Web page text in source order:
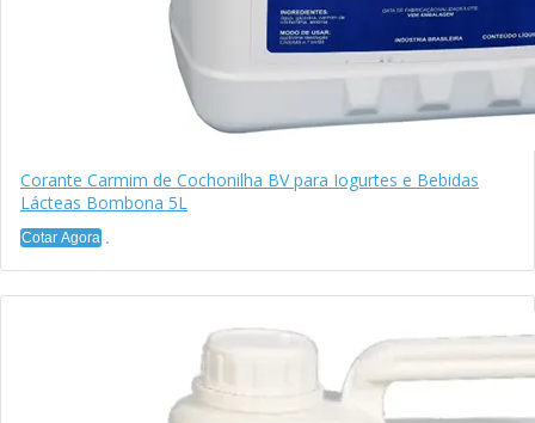
Corante Carmim de Cochonilha BV para Iogurtes e Bebidas
Lácteas Bombona 5L
Cotar Agora